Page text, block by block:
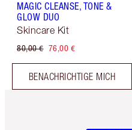
MAGIC CLEANSE, TONE &
GLOW DUO
Skincare Kit
80,00 € 76,00 €
BENACHRICHTIGE MICH